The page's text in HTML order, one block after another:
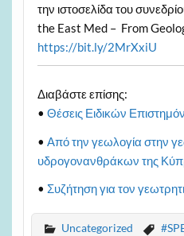
την ιστοσελίδα του
the East Med – From
https://bit.ly/2MrXxiU
Διαβάστε επίσης:
• Θέσεις Ειδικών
• Από την γεωλογία στην
υδρογονανθράκων της
• Συζήτηση για τον
Uncategorized